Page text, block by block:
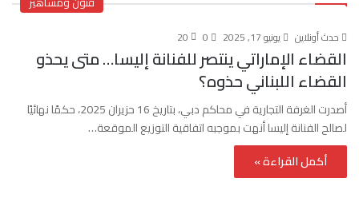
حدث أونلاين يونيو 17, 2025 0
20
القضاء الإماراتي ينتصر للفنانة إليسا… متى يحذو
القضاء اللبناني حذوه؟
أصدرت الغرفة التجارية في محاكم دبي، بتاريخ 16 حزيران 2025، حكمًا نهائيًا
لصالح الفنانة إليسا أنهت بموجبه اتفاقية التوزيع الموقعة…
أكمل القراءة »